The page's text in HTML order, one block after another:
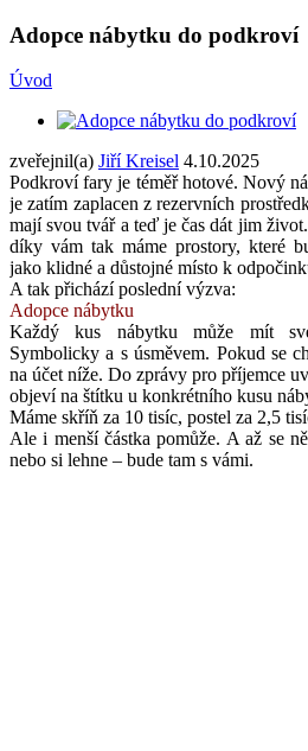
Adopce nábytku do podkroví
Úvod
zveřejnil(a) Jiří Kreisel 4.10.2025
Podkroví fary je téměř hotové. Nový
je zatím zaplacen z rezervních
mají svou tvář a teď je čas dát jim
díky vám tak máme prostory, které
jako klidné a důstojné místo k
A tak přichází poslední výzva:
Adopce nábytku
Každý kus nábytku může mít
Symbolicky a s úsměvem. Pokud se
na účet níže. Do zprávy pro příjemce
objeví na štítku u konkrétního kusu
Máme skříň za 10 tisíc, postel za 2,5
Ale i menší částka pomůže. A až se
nebo si lehne – bude tam s vámi.